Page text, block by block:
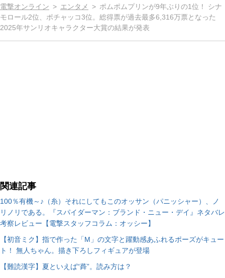
電撃オンライン エンタメ
ポムポムプリンが9年ぶりの1位！ シナ
モロール2位、ポチャッコ3位。総得票が過去最多6,316万票となった
2025年サンリオキャラクター大賞の結果が発表
関連記事
100％有機～♪（糸）それにしてもこのオッサン（パニッシャー）、ノ
リノリである。『スパイダーマン：ブランド・ニュー・デイ』ネタバレ
考察レビュー【電撃スタッフコラム：オッシー】
【初音ミク】指で作った「M」の文字と躍動感あふれるポーズがキュー
ト！ 無人ちゃん。描き下ろしフィギュアが登場
【難読漢字】夏といえば“蕣”。読み方は？